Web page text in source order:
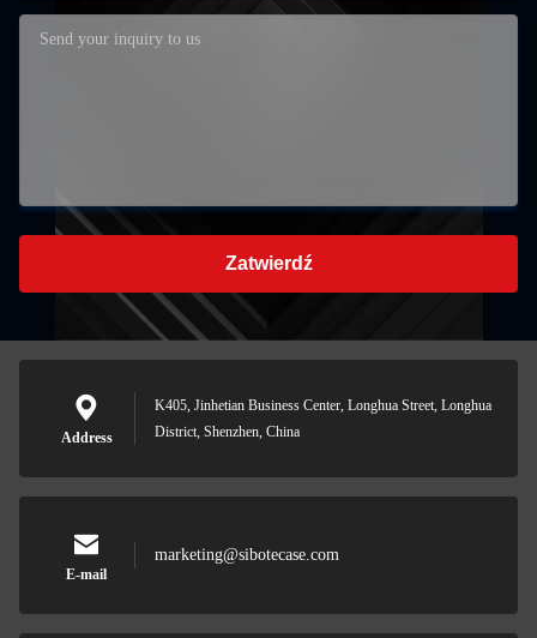
Zatwierdź
Address
K405, Jinhetian Business Center, Longhua Street, Longhua
District, Shenzhen, China
E-mail
marketing@sibotecase.com